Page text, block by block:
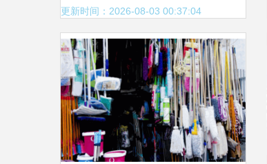
更新时间：2026-08-03 00:37:04